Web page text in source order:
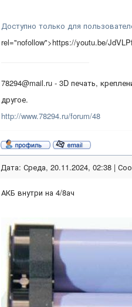
Доступно только для
rel="nofollow">https://youtu.be/
78294@mail.ru - 3D печать,
другое.
http://www.78294.ru/forum/48
Дата: Среда, 20.11.2024, 02:38 |
АКБ внутри на 4/8ач